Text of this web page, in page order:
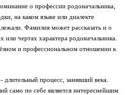
о профессии родоначальника,
на каком языке или диалекте
Фамилия может рассказать и о
чертах характера родоначальника.
и профессиональном отношении к
процесс, занявший века.
само по себе является интереснейшим